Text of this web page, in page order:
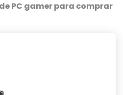
PC gamer para comprar